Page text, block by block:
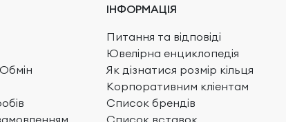
ІНФОРМАЦІЯ
Питання та відповіді
Ювелірна енциклопедія
Як дізнатися розмір кільця
Корпоративним кліентам
Список брендів
Список вставок